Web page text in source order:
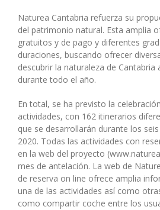
Naturea Cantabria refuerza su
del patrimonio natural. Esta amplia
gratuitos y de pago y diferentes
duraciones, buscando ofrecer
descubrir la naturaleza de Cantabria
durante todo el año.
En total, se ha previsto la
actividades, con 162 itinerarios
que se desarrollarán durante los
2020. Todas las actividades con
en la web del proyecto
mes de antelación. La web de
de reserva on line ofrece amplia
una de las actividades así como
como compartir coche entre los